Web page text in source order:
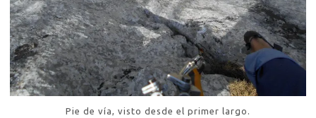
Pie de vía, visto desde el primer largo.